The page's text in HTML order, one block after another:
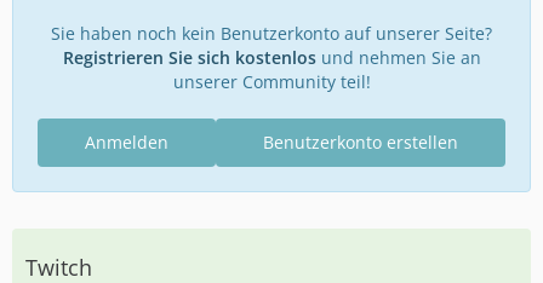
Sie haben noch kein Benutzerkonto auf unserer Seite?
Registrieren Sie sich kostenlosund nehmen Sie an
unserer Community teil!
Benutzerkonto erstellen
Anmelden
Twitch